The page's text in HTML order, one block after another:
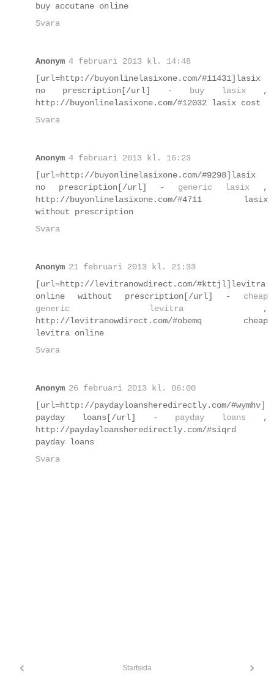
buy accutane online
Svara
Anonym 4 februari 2013 kl. 14:48
[url=http://buyonlinelasixone.com/#11431]lasix
no prescription[/url] -
buy lasix ,
http://buyonlinelasixone.com/#12032 lasix cost
Svara
Anonym 4 februari 2013 kl. 16:23
[url=http://buyonlinelasixone.com/#9298]lasix
no prescription[/url] - generic lasix ,
http://buyonlinelasixone.com/#4711 lasix
without prescription
Svara
Anonym 21 februari 2013 kl. 21:33
[url=http://levitranowdirect.com/#kttjl]levitra
online without prescription[/url] - cheap
generic levitra ,
http://levitranowdirect.com/#obemq cheap
levitra online
Svara
Anonym 26 februari 2013 kl. 06:00
[url=http://paydayloansheredirectly.com/#wymhv]
payday loans[/url] - payday loans ,
http://paydayloansheredirectly.com/#siqrd
payday loans
Svara
‹ ›
Startsida